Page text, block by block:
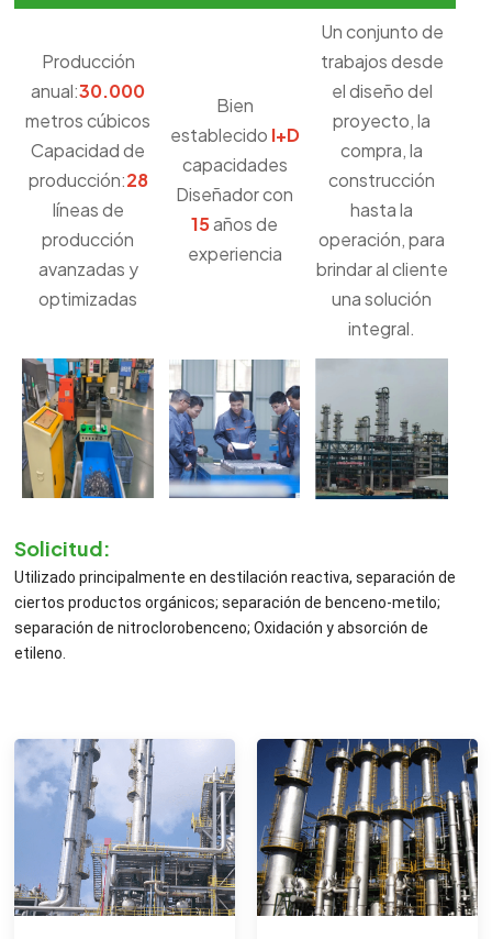
Producción
anual:30.000
metros cúbicos
Capacidad de
producción:28
líneas de
producción
avanzadas y
optimizadas
Bien
establecido I+D
capacidades
Diseñador con
15años de
experiencia
Un conjunto de
trabajos desde
el diseño del
proyecto, la
compra, la
construcción
hasta la
operación, para
brindar al cliente
una solución
integral.
Solicitud:
Utilizado principalmente en destilación reactiva, separación de
ciertos productos orgánicos; separación de benceno-metilo;
separación de nitroclorobenceno; Oxidación y absorción de
etileno.